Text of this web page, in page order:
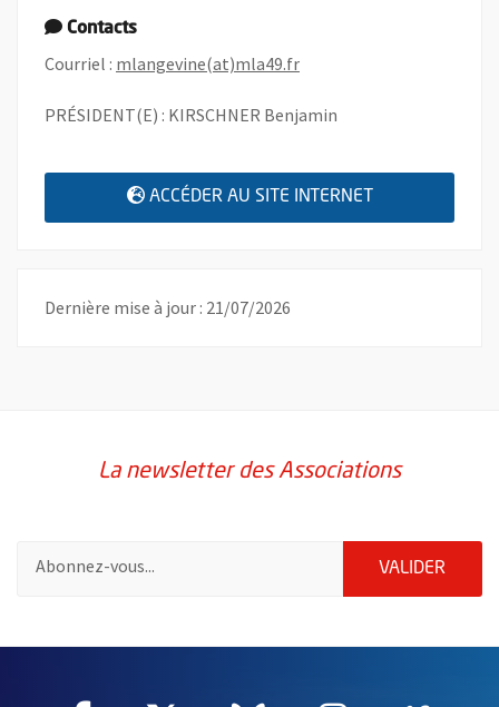
Contacts
Courriel : mlangevine(at)mla49.fr, Ouvre une nouvelle
PRÉSIDENT(E) : KIRSCHNER Benjamin
ACCÉDER AU SITE INTERNET , OUVRE UNE
Dernière mise à jour : 21/07/2026
La newsletter des Associations
VALIDER